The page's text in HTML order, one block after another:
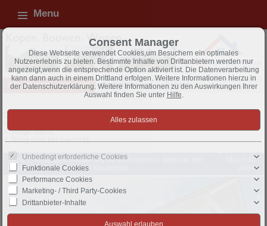
Menu
Alle objecten - overzicht Bedrijfspanden Exposé
Vorige object
Terug naar het overzicht
Twist: Ehemaliges Restaurant mit Wohnbereich direkt an der
Ausfahrt A31 zur Miete mit Kaufoption
Object-Nr.:
24844
Consent Manager
Diese Webseite verwendet Cookies,um Besuchern ein optimales
Nutzererlebnis zu bieten. Bestimmte Inhalte von Drittanbietern werden nur
angezeigt,wenn die entsprechende Option aktiviert ist. Die Datenverarbeitung
kann dann auch in einem Drittland erfolgen. Weitere Informationen hierzu in
der Datenschutzerklärung. Weitere Informationen zu den Auswirkungen Ihrer
Auswahl finden Sie unter Hilfe.
Unbedingt erforderliche Cookies
Funktionale Cookies
Performance Cookies
Marketing- / Third Party-Cookies
Drittanbieter-Inhalte